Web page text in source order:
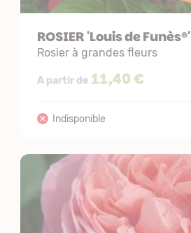
ROSIER 'Louis de Funès®'
Rosier à grandes fleurs
A partir de 11,40 €